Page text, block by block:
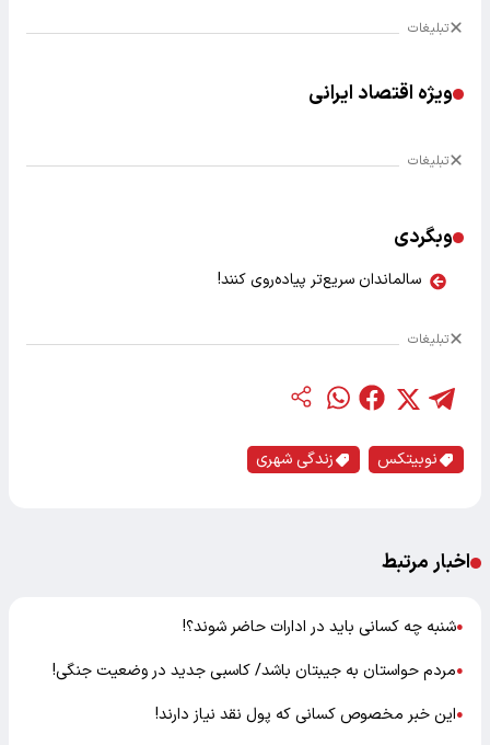
تبلیغات
ویژه اقتصاد ایرانی
تبلیغات
وبگردی
سالماندان سریع‌تر پیاده‌روی کنند!
تبلیغات
نوبیتکس زندگی شهری
اخبار مرتبط
●شنبه چه کسانی باید در ادارات حاضر شوند؟!
●مردم حواستان به جیبتان باشد/ کاسبی جدید در وضعیت جنگی!
●این خبر مخصوص کسانی که پول نقد نیاز دارند!